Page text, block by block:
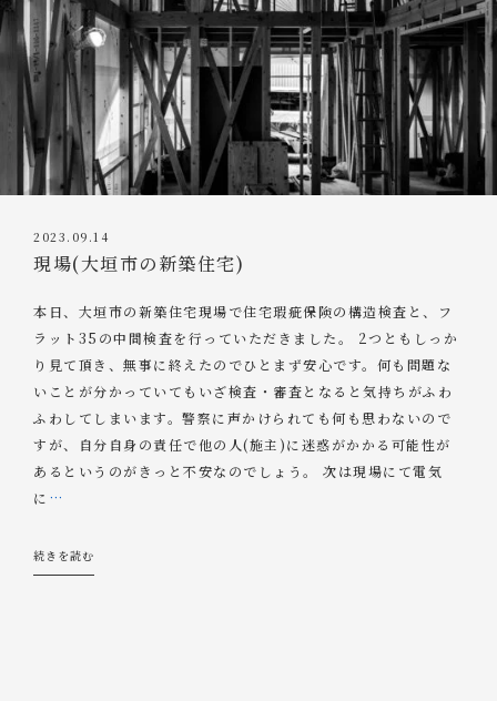
2023.09.14
現場(大垣市の新築住宅)
本日、大垣市の新築住宅現場で住宅瑕疵保険の構造検査と、フ
ラット35の中間検査を行っていただきました。 2つともしっか
り見て頂き、無事に終えたのでひとまず安心です。何も問題な
いことが分かっていてもいざ検査・審査となると気持ちがふわ
ふわしてしまいます。警察に声かけられても何も思わないので
すが、自分自身の責任で他の人(施主)に迷惑がかかる可能性が
あるというのがきっと不安なのでしょう。 次は現場にて電気
に …
続きを読む